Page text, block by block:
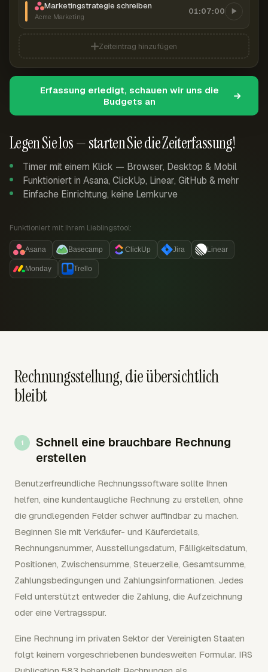
Legen Sie los — starten Sie die Zeiterfassung!
Timer mit einem Klick — Browser, Desktop & Mobil
Funktioniert in Asana, ClickUp, Linear, GitHub & mehr
Einfache Einrichtung, keine Lernkurve
Funktioniert mit Ihrem Lieblingstool:
Asana Basecamp ClickUp Jira Linear
Monday Trello
Marketingstrategie schreiben
Acme Marketing
01:07:00
Zeiteintrag hinzufügen
Erfassung erledigt, schauen wir uns die
Budgets an
Rechnungsstellung, die übersichtlich
bleibt
Schnell eine brauchbare Rechnung
erstellen
Benutzerfreundliche Rechnungssoftware sollte Ihnen
helfen, eine kundentaugliche Rechnung zu erstellen, ohne
die grundlegenden Felder schwer auffindbar zu machen.
Beginnen Sie mit Verkäufer- und Käuferdetails,
Rechnungsnummer, Ausstellungsdatum, Fälligkeitsdatum,
Positionen, Zwischensumme, Steuerzeile, Gesamtsumme,
Zahlungsbedingungen und Zahlungsinformationen. Jedes
Feld unterstützt entweder die Zahlung, die Aufzeichnung
oder eine Vertragsspur.
Eine Rechnung im privaten Sektor der Vereinigten Staaten
folgt keinem vorgeschriebenen bundesweiten Formular. IRS